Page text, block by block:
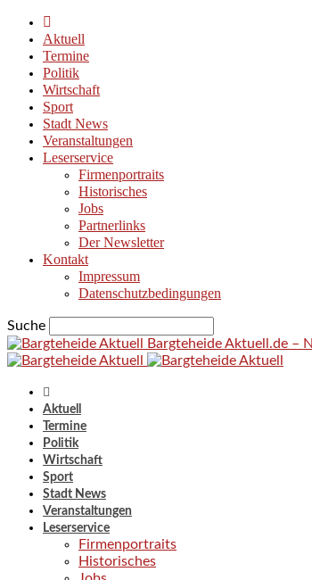
Aktuell
Termine
Politik
Wirtschaft
Sport
Stadt News
Veranstaltungen
Leserservice
Firmenportraits
Historisches
Jobs
Partnerlinks
Der Newsletter
Kontakt
Impressum
Datenschutzbedingungen
Suche
Bargteheide Aktuell.de –
Aktuell
Termine
Politik
Wirtschaft
Sport
Stadt News
Veranstaltungen
Leserservice
Firmenportraits
Historisches